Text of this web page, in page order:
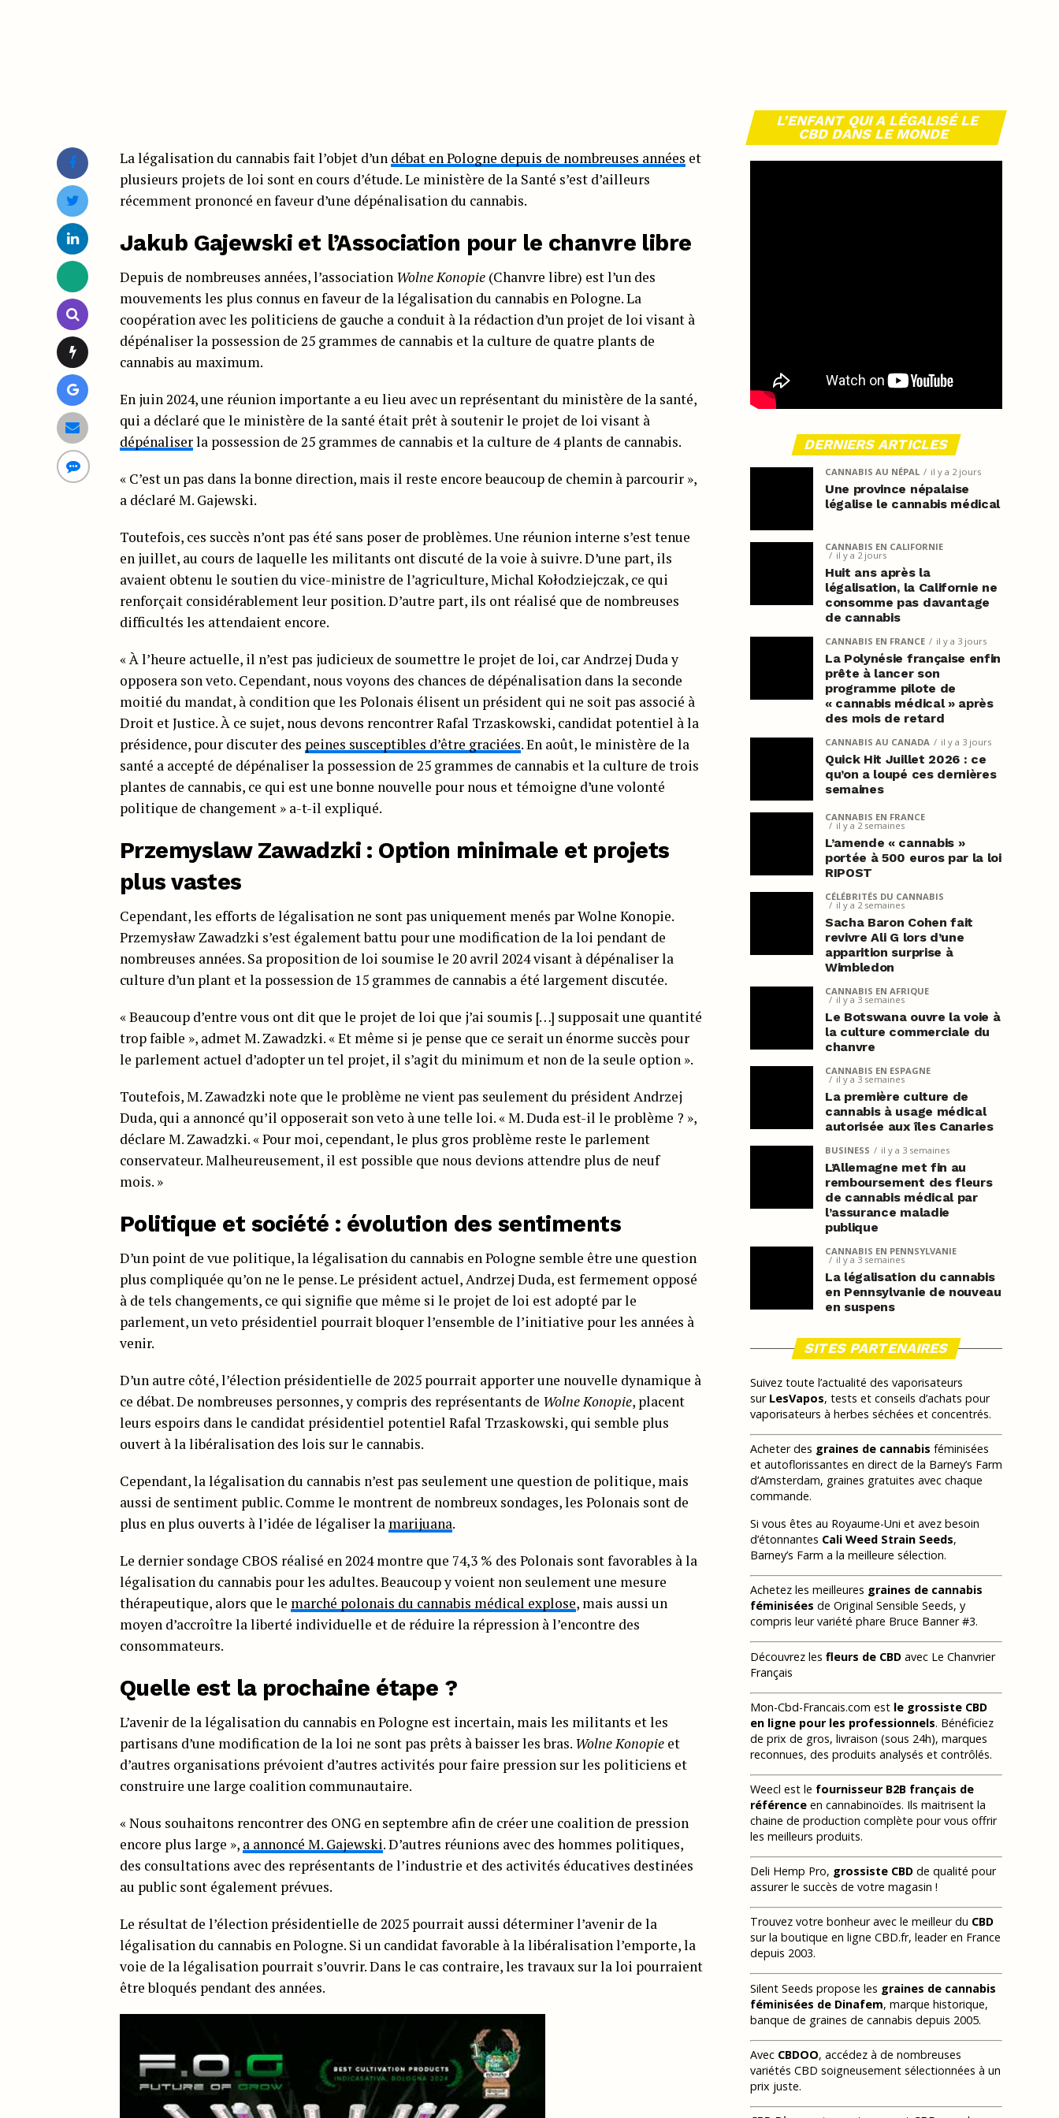
La légalisation du cannabis fait l’objet d’un débat en Pologne depuis de nombreuses années et
plusieurs projets de loi sont en cours d’étude. Le ministère de la Santé s’est d’ailleurs
récemment prononcé en faveur d’une dépénalisation du cannabis.
Jakub Gajewski et l’Association pour le chanvre libre
Depuis de nombreuses années, l’association Wolne Konopie (Chanvre libre) est l’un des
mouvements les plus connus en faveur de la légalisation du cannabis en Pologne. La
coopération avec les politiciens de gauche a conduit à la rédaction d’un projet de loi visant à
dépénaliser la possession de 25 grammes de cannabis et la culture de quatre plants de
cannabis au maximum.
En juin 2024, une réunion importante a eu lieu avec un représentant du ministère de la santé,
qui a déclaré que le ministère de la santé était prêt à soutenir le projet de loi visant à
dépénaliserla possession de 25 grammes de cannabis et la culture de 4 plants de cannabis.
« C’est un pas dans la bonne direction, mais il reste encore beaucoup de chemin à parcourir »,
a déclaré M. Gajewski.
Toutefois, ces succès n’ont pas été sans poser de problèmes. Une réunion interne s’est tenue
en juillet, au cours de laquelle les militants ont discuté de la voie à suivre. D’une part, ils
avaient obtenu le soutien du vice-ministre de l’agriculture, Michal Kołodziejczak, ce qui
renforçait considérablement leur position. D’autre part, ils ont réalisé que de nombreuses
difficultés les attendaient encore.
« À l’heure actuelle, il n’est pas judicieux de soumettre le projet de loi, car Andrzej Duda y
opposera son veto. Cependant, nous voyons des chances de dépénalisation dans la seconde
moitié du mandat, à condition que les Polonais élisent un président qui ne soit pas associé à
Droit et Justice. À ce sujet, nous devons rencontrer Rafal Trzaskowski, candidat potentiel à la
présidence, pour discuter des peines susceptibles d’être graciées. En août, le ministère de la
santé a accepté de dépénaliser la possession de 25 grammes de cannabis et la culture de trois
plantes de cannabis, ce qui est une bonne nouvelle pour nous et témoigne d’une volonté
politique de changement » a-t-il expliqué.
Przemyslaw Zawadzki : Option minimale et projets
plus vastes
Cependant, les efforts de légalisation ne sont pas uniquement menés par Wolne Konopie.
Przemysław Zawadzki s’est également battu pour une modification de la loi pendant de
nombreuses années. Sa proposition de loi soumise le 20 avril 2024 visant à dépénaliser la
culture d’un plant et la possession de 15 grammes de cannabis a été largement discutée.
« Beaucoup d’entre vous ont dit que le projet de loi que j’ai soumis […] supposait une quantité
trop faible », admet M. Zawadzki. « Et même si je pense que ce serait un énorme succès pour
le parlement actuel d’adopter un tel projet, il s’agit du minimum et non de la seule option ».
Toutefois, M. Zawadzki note que le problème ne vient pas seulement du président Andrzej
Duda, qui a annoncé qu’il opposerait son veto à une telle loi. « M. Duda est-il le problème ? »,
déclare M. Zawadzki. « Pour moi, cependant, le plus gros problème reste le parlement
conservateur. Malheureusement, il est possible que nous devions attendre plus de neuf
mois. »
Politique et société : évolution des sentiments
D’un point de vue politique, la légalisation du cannabis en Pologne semble être une question
plus compliquée qu’on ne le pense. Le président actuel, Andrzej Duda, est fermement opposé
à de tels changements, ce qui signifie que même si le projet de loi est adopté par le
parlement, un veto présidentiel pourrait bloquer l’ensemble de l’initiative pour les années à
venir.
D’un autre côté, l’élection présidentielle de 2025 pourrait apporter une nouvelle dynamique à
ce débat. De nombreuses personnes, y compris des représentants de Wolne Konopie, placent
leurs espoirs dans le candidat présidentiel potentiel Rafal Trzaskowski, qui semble plus
ouvert à la libéralisation des lois sur le cannabis.
Cependant, la légalisation du cannabis n’est pas seulement une question de politique, mais
aussi de sentiment public. Comme le montrent de nombreux sondages, les Polonais sont de
plus en plus ouverts à l’idée de légaliser la marijuana.
Le dernier sondage CBOS réalisé en 2024 montre que 74,3 % des Polonais sont favorables à la
légalisation du cannabis pour les adultes. Beaucoup y voient non seulement une mesure
thérapeutique, alors que le marché polonais du cannabis médical explose, mais aussi un
moyen d’accroître la liberté individuelle et de réduire la répression à l’encontre des
consommateurs.
Quelle est la prochaine étape ?
L’avenir de la légalisation du cannabis en Pologne est incertain, mais les militants et les
partisans d’une modification de la loi ne sont pas prêts à baisser les bras. Wolne Konopie et
d’autres organisations prévoient d’autres activités pour faire pression sur les politiciens et
construire une large coalition communautaire.
« Nous souhaitons rencontrer des ONG en septembre afin de créer une coalition de pression
encore plus large », a annoncé M. Gajewski. D’autres réunions avec des hommes politiques,
des consultations avec des représentants de l’industrie et des activités éducatives destinées
au public sont également prévues.
Le résultat de l’élection présidentielle de 2025 pourrait aussi déterminer l’avenir de la
légalisation du cannabis en Pologne. Si un candidat favorable à la libéralisation l’emporte, la
voie de la légalisation pourrait s’ouvrir. Dans le cas contraire, les travaux sur la loi pourraient
être bloqués pendant des années.
L’ENFANT QUI A LÉGALISÉ LE
CBD DANS LE MONDE
DERNIERS ARTICLES
CANNABIS AU NÉPAL il y a 2 jours
Une province népalaise
légalise le cannabis médical
CANNABIS EN CALIFORNIE
il y a 2 jours
Huit ans après la
légalisation, la Californie ne
consomme pas davantage
de cannabis
CANNABIS EN FRANCE il y a 3 jours
La Polynésie française enfin
prête à lancer son
programme pilote de
« cannabis médical » après
des mois de retard
CANNABIS AU CANADA il y a 3 jours
Quick Hit Juillet 2026 : ce
qu’on a loupé ces dernières
semaines
CANNABIS EN FRANCE
il y a 2 semaines
L’amende « cannabis »
portée à 500 euros par la loi
RIPOST
CÉLÉBRITÉS DU CANNABIS
il y a 2 semaines
Sacha Baron Cohen fait
revivre Ali G lors d’une
apparition surprise à
Wimbledon
CANNABIS EN AFRIQUE
il y a 3 semaines
Le Botswana ouvre la voie à
la culture commerciale du
chanvre
CANNABIS EN ESPAGNE
il y a 3 semaines
La première culture de
cannabis à usage médical
autorisée aux îles Canaries
BUSINESS il y a 3 semaines
L’Allemagne met fin au
remboursement des fleurs
de cannabis médical par
l’assurance maladie
publique
CANNABIS EN PENNSYLVANIE
il y a 3 semaines
La légalisation du cannabis
en Pennsylvanie de nouveau
en suspens
SITES PARTENAIRES
Suivez toute l’actualité des vaporisateurs
sur LesVapos, tests et conseils d’achats pour
vaporisateurs à herbes séchées et concentrés.
Acheter des graines de cannabis féminisées
et autoflorissantes en direct de la Barney’s Farm
d’Amsterdam, graines gratuites avec chaque
commande.
Si vous êtes au Royaume-Uni et avez besoin
d’étonnantes Cali Weed Strain Seeds,
Barney’s Farm a la meilleure sélection.
Achetez les meilleures graines de cannabis
féminisées de Original Sensible Seeds, y
compris leur variété phare Bruce Banner #3.
Découvrez les fleurs de CBD avec Le Chanvrier
Français
Mon-Cbd-Francais.com est le grossiste CBD
en ligne pour les professionnels. Bénéficiez
de prix de gros, livraison (sous 24h), marques
reconnues, des produits analysés et contrôlés.
Weecl est le fournisseur B2B français de
référence en cannabinoïdes. Ils maitrisent la
chaine de production complète pour vous offrir
les meilleurs produits.
Deli Hemp Pro, grossiste CBD de qualité pour
assurer le succès de votre magasin !
Trouvez votre bonheur avec le meilleur du CBD
sur la boutique en ligne CBD.fr, leader en France
depuis 2003.
Silent Seeds propose les graines de cannabis
féminisées de Dinafem, marque historique,
banque de graines de cannabis depuis 2005.
Avec CBDOO, accédez à de nombreuses
variétés CBD soigneusement sélectionnées à un
prix juste.